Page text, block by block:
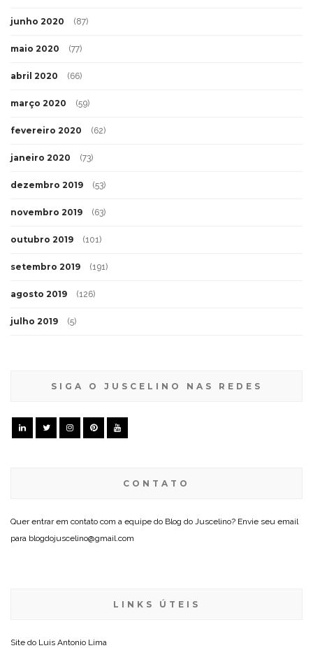
junho 2020 (87)
maio 2020 (77)
abril 2020 (66)
março 2020 (59)
fevereiro 2020 (62)
janeiro 2020 (73)
dezembro 2019 (53)
novembro 2019 (63)
outubro 2019 (101)
setembro 2019 (191)
agosto 2019 (126)
julho 2019 (5)
SIGA O JUSCELINO NAS REDES
CONTATO
Quer entrar em contato com a equipe do Blog do Juscelino? Envie seu email
para blogdojuscelino@gmail.com
LINKS ÚTEIS
Site do Luis Antonio Lima